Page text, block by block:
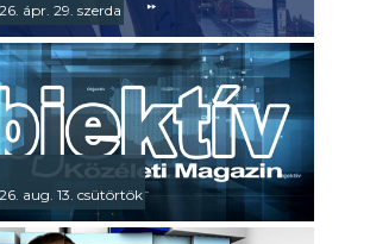
ápr. 29. szerda
aug. 13. csütörtök